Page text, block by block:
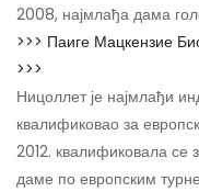
2008, најмлађа дама
>>> Паиге Мацкензие
>>>
Ницоллет је најмлађи
квалификовао за
2012. квалификовала се
даме по европским